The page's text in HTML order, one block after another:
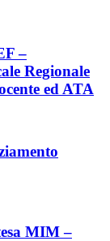
–
Regionale
ed ATA
MIM –